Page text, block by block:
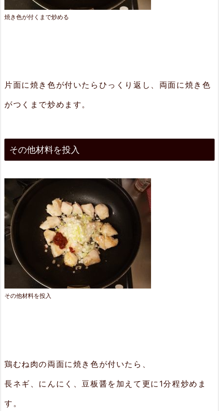
焼き色が付くまで炒める
片面に焼き色が付いたらひっくり返し、両面に焼き色
がつくまで炒めます。
その他材料を投入
その他材料を投入
鶏むね肉の両面に焼き色が付いたら、
長ネギ、にんにく、豆板醤を加えて更に1分程炒めま
す。